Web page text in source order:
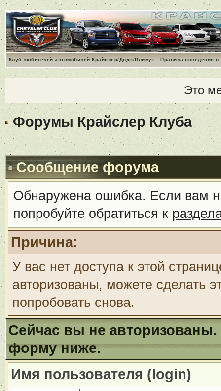
Клуб любителей автомобилей Крайслер/Додж/Плимут Правила поведения
Это
Форумы Крайслер Клуба
Сообщение форума
Обнаружена ошибка. Если вам
попробуйте обратиться к
Причина:
У вас нет доступа к этой
авторизованы, можете сделать
попробовать снова.
Сейчас вы не авторизованы.
форму ниже.
Имя пользователя (login)